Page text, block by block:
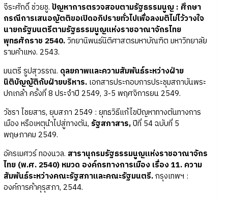
จีระศักดิ์ ช่วยชู. ปัญหาการตรวจสอบตามรัฐธรรมนูญ : ศึกษา
กรณีการเสนอญัตติขอเปิดอภิปรายทั่วไปเพื่อลงมติไม่ไว้วางใจ
นายกรัฐมนตรีตามรัฐธรรมนูญแห่งราชอาณาจักรไทย
พุทธศักราช 2540.วิทยานิพนธ์นิติศาสตรมหาบัณฑิต มหาวิทยาลัย
รามคำแหง. 2543.
มนตรี รูปสุวรรณ. ดุลยภาพและความสัมพันธ์ระหว่างฝ่าย
นิติบัญญัติกับฝ่ายบริหาร.เอกสารประกอบการประชุมสถาบันพระ
ปกเกล้า ครั้งที่ 8 ประจำปี 2549, 3-5 พฤศจิการยน 2549.
วัชรา ไชยสาร, ยุบสภา 2549 : ยุทธวิธีแก้ไขปัญหาทางตันทางการ
เมือง หรือเหตุนำไปสู่ทางตัน, รัฐสภาสาร,ปีที่ 54 ฉบับที่ 5
พฤษภาคม 2549.
อัครเมศวร์ ทองนวล. สารานุกรมรัฐธรรมนูญแห่งราชอาณาจักร
ไทย (พ.ศ. 2540) หมวด องค์กรทางการเมือง เรื่อง 11. ความ
สัมพันธ์ระหว่างคณะรัฐสภาและคณะรัฐมนตรี.กรุงเทพฯ :
องค์การค้าคุรุสภา, 2544.